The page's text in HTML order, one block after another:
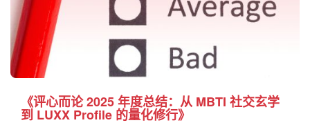
《评心而论 2025 年度总结：从 MBTI 社交玄学
到 LUXX Profile 的量化修行》